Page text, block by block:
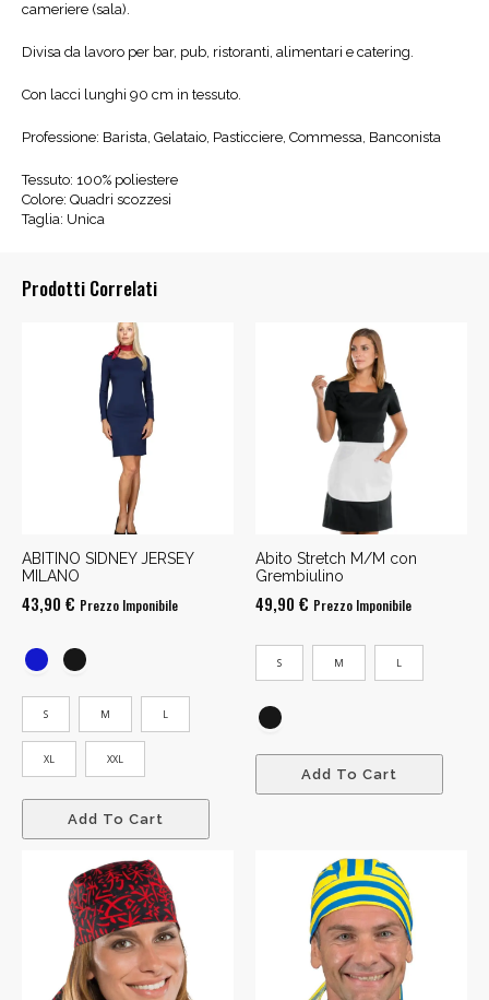
cameriere (sala).
Divisa da lavoro per bar, pub, ristoranti, alimentari e catering.
Con lacci lunghi 90 cm in tessuto.
Professione: Barista, Gelataio, Pasticciere, Commessa, Banconista
Tessuto: 100% poliestere
Colore: Quadri scozzesi
Taglia: Unica
Prodotti Correlati
ABITINO SIDNEY JERSEY
MILANO
43,90 € Prezzo Imponibile
S M L
XL XXL
Add To Cart
Abito Stretch M/M con
Grembiulino
49,90 € Prezzo Imponibile
S M L
Add To Cart